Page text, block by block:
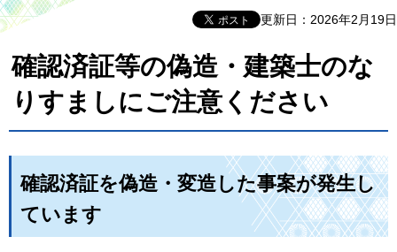
更新日：2026年2月19日
確認済証等の偽造・建築士のな
りすましにご注意ください
確認済証を偽造・変造した事案が発生し
ています